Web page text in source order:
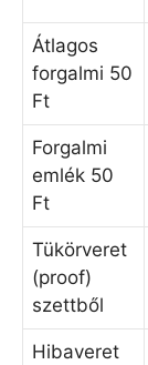
Átlagos
forgalmi 50
Ft
Forgalmi
emlék 50
Ft
Tükörveret
(proof)
szettből
Hibaveret